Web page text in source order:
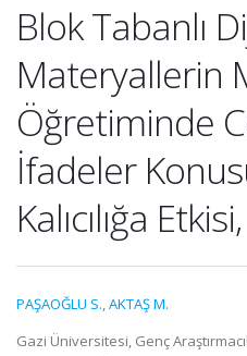
Blok Tabanlı
Materyallerin
Öğretiminde
İfadeler
Kalıcılığa Etkisi,
PAŞAOĞLU S.,AKTAŞ M.
Gazi Üniversitesi, Genç